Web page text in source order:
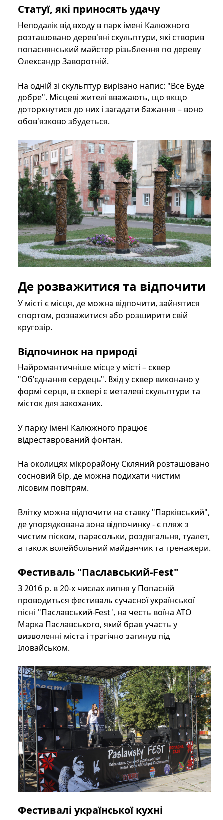
Статуї, які приносять удачу
Неподалік від входу в парк імені Калюжного
розташовано дерев'яні скульптури, які створив
попаснянський майстер різьблення по дереву
Олександр Заворотній.
На одній зі скульптур вирізано напис: "Все Буде
добре". Місцеві жителі вважають, що якщо
доторкнутися до них і загадати бажання – воно
обов'язково збудеться.
Де розважитися та відпочити
У місті є місця, де можна відпочити, зайнятися
спортом, розважитися або розширити свій
кругозір.
Відпочинок на природі
Найромантичніше місце у місті – сквер
"Об'єднання сердець". Вхід у сквер виконано у
формі серця, в сквері є металеві скульптури та
місток для закоханих.
У парку імені Калюжного працює
відреставрований фонтан.
На околицях мікрорайону Скляний розташовано
сосновий бір, де можна подихати чистим
лісовим повітрям.
Влітку можна відпочити на ставку "Парківський",
де упорядкована зона відпочинку - є пляж з
чистим піском, парасольки, роздягальня, туалет,
а також волейбольний майданчик та тренажери.
Фестиваль "Паславський-Fest"
З 2016 р. в 20-х числах липня у Попасній
проводиться фестиваль сучасної української
пісні "Паславський-Fest", на честь воїна АТО
Марка Паславського, який брав участь у
визволенні міста і трагічно загинув під
Іловайськом.
Фестивалі української кухні